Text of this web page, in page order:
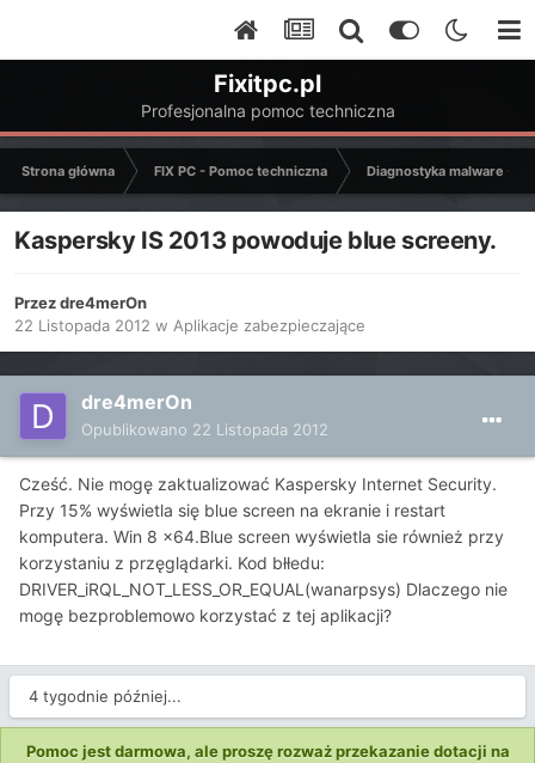
Fixitpc.pl
Profesjonalna pomoc techniczna
Strona główna FIX PC - Pomoc techniczna Diagnostyka malware -
Kaspersky IS 2013 powoduje blue screeny.
Przezdre4merOn
22 Listopada 2012 w Aplikacje zabezpieczające
dre4merOn
Opublikowano 22 Listopada 2012
Cześć. Nie mogę zaktualizować Kaspersky Internet Security.
Przy 15% wyświetla się blue screen na ekranie i restart
komputera. Win 8 x64.Blue screen wyświetla sie również przy
korzystaniu z przęglądarki. Kod błłedu:
DRIVER_iRQL_NOT_LESS_OR_EQUAL(wanarpsys) Dlaczego nie
mogę bezproblemowo korzystać z tej aplikacji?
4 tygodnie później...
Pomoc jest darmowa, ale proszę rozważ przekazanie dotacji na